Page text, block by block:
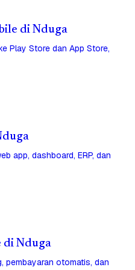
di Nduga
Play Store dan App Store,
app, dashboard, ERP, dan
di Nduga
pembayaran otomatis, dan